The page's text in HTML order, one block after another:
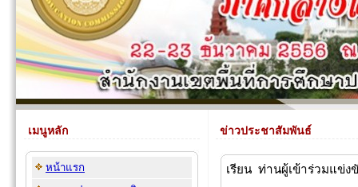
เมนูหลัก
หน้าแรก
ข่าวประชาสัมพันธ์
เรียน ท่านผู้เข้าร่วมแข่